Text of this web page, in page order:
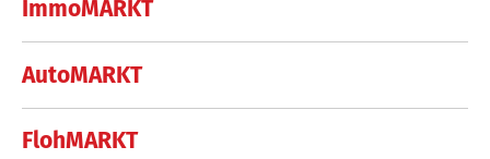
ImmoMARKT
AutoMARKT
FlohMARKT